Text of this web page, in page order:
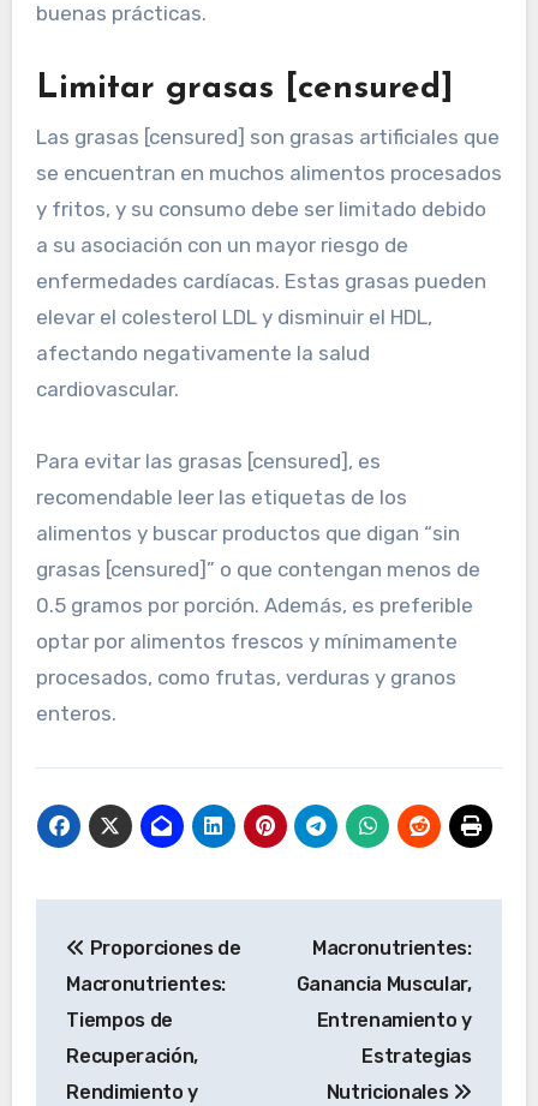
buenas prácticas.
Limitar grasas [censured]
Las grasas [censured] son grasas artificiales que
se encuentran en muchos alimentos procesados
y fritos, y su consumo debe ser limitado debido
a su asociación con un mayor riesgo de
enfermedades cardíacas. Estas grasas pueden
elevar el colesterol LDL y disminuir el HDL,
afectando negativamente la salud
cardiovascular.
Para evitar las grasas [censured], es
recomendable leer las etiquetas de los
alimentos y buscar productos que digan “sin
grasas [censured]” o que contengan menos de
0.5 gramos por porción. Además, es preferible
optar por alimentos frescos y mínimamente
procesados, como frutas, verduras y granos
enteros.
navigation
Proporciones de
Macronutrientes:
Tiempos de
Recuperación,
Rendimiento y
Macronutrientes:
Ganancia Muscular,
Entrenamiento y
Estrategias
Nutricionales